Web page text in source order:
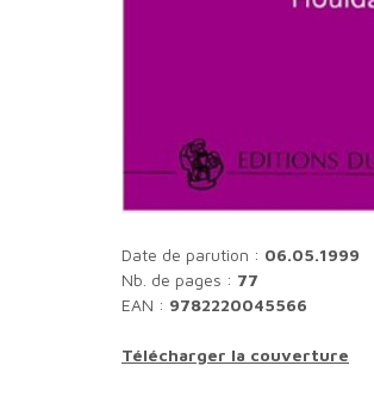
Date de parution : 06.05.1999
Nb. de pages : 77
EAN : 9782220045566
Télécharger la couverture